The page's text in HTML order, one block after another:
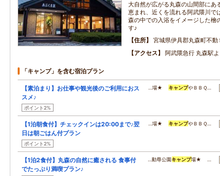
大自然が広がる丸森の山間部にあ
恵まれ、近くを流れる阿武隈川で
森の中での入浴をイメージした檜
す♪
住所
宮城県伊具郡丸森町不動
アクセス
阿武隈急行 丸森駅
「キャンプ」を含む宿泊プラン
【素泊まり】お仕事や観光後のご利用におス
スメ♪
ポイント2%
…場★ キャンプやＢＢＱ…
【1泊朝食付】チェックインは20:00まで♪翌
日は朝ごはん付プラン
ポイント2%
…場★ キャンプやＢＢＱ…
【1泊2食付】丸森の自然に癒される 食事付
でたっぷり満喫プラン♪
…動尊公園キャンプ場★ …